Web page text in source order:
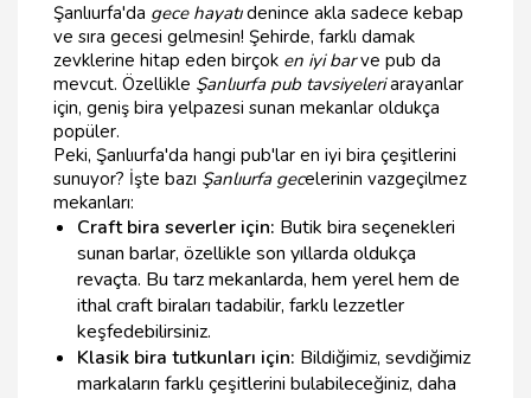
Şanlıurfa'da gece hayatıdenince akla sadece kebap
ve sıra gecesi gelmesin! Şehirde, farklı damak
zevklerine hitap eden birçok en iyi barve pub da
mevcut. Özellikle Şanlıurfa pub tavsiyeleriarayanlar
için, geniş bira yelpazesi sunan mekanlar oldukça
popüler.
Peki, Şanlıurfa'da hangi pub'lar en iyi bira çeşitlerini
sunuyor? İşte bazı Şanlıurfa gecelerinin vazgeçilmez
mekanları:
Craft bira severler için: Butik bira seçenekleri
sunan barlar, özellikle son yıllarda oldukça
revaçta. Bu tarz mekanlarda, hem yerel hem de
ithal craft biraları tadabilir, farklı lezzetler
keşfedebilirsiniz.
Klasik bira tutkunları için: Bildiğimiz, sevdiğimiz
markaların farklı çeşitlerini bulabileceğiniz, daha